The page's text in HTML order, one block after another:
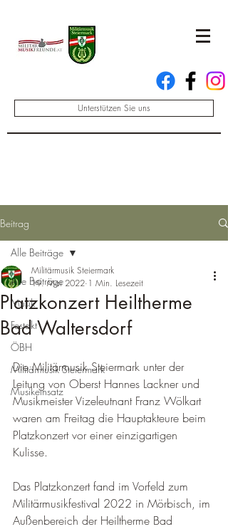
Unterstützen Sie uns
Beitrag
Alle Beiträge
Musik
Festakt
ÖBH
Militärmusik Steiermark
Musikeinsatz
Alle Beiträge
Platzkonzert Heiltherme
Bad Waltersdorf
Militärmusik Steiermark
19. Mai 2022 1 Min. Lesezeit
Die Militärmusik Steiermark unter der
Leitung von Oberst Hannes Lackner und
Musikmeister Vizeleutnant Franz Wölkart
waren am Freitag die Hauptakteure beim
Platzkonzert vor einer einzigartigen
Kulisse.
Das Platzkonzert fand im Vorfeld zum
Militärmusikfestival 2022 in Mörbisch, im
Außenbereich der Heiltherme Bad